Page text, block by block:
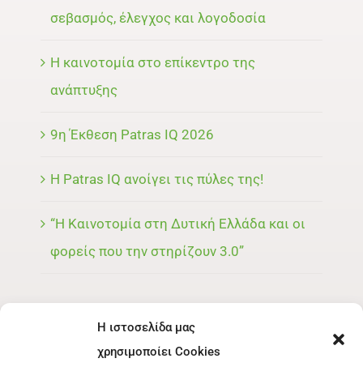
Η ιστοσελίδα μας
χρησιμοποίει Cookies
σεβασμός, έλεγχος και λογοδοσία
Η καινοτομία στο επίκεντρο της
ανάπτυξης
9η Έκθεση Patras IQ 2026
Η Patras IQ ανοίγει τις πύλες της!
“Η Καινοτομία στη Δυτική Ελλάδα και οι
φορείς που την στηρίζουν 3.0”